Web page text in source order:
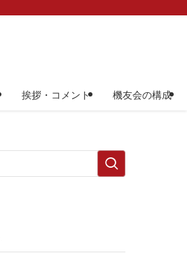
挨拶・コメント 機友会の構成